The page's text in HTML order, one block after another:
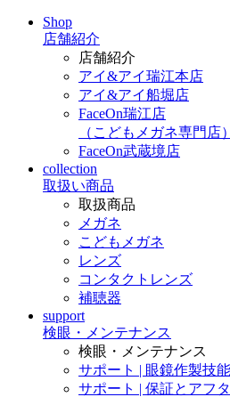
Shop
店舗紹介
店舗紹介
アイ&アイ瑞江本店
アイ&アイ船堀店
FaceOn瑞江店
（こどもメガネ専門店）
FaceOn武蔵境店
collection
取扱い商品
取扱商品
メガネ
こどもメガネ
レンズ
コンタクトレンズ
補聴器
support
検眼・メンテナンス
検眼・メンテナンス
サポート | 眼鏡作製技
サポート | 保証とアフ